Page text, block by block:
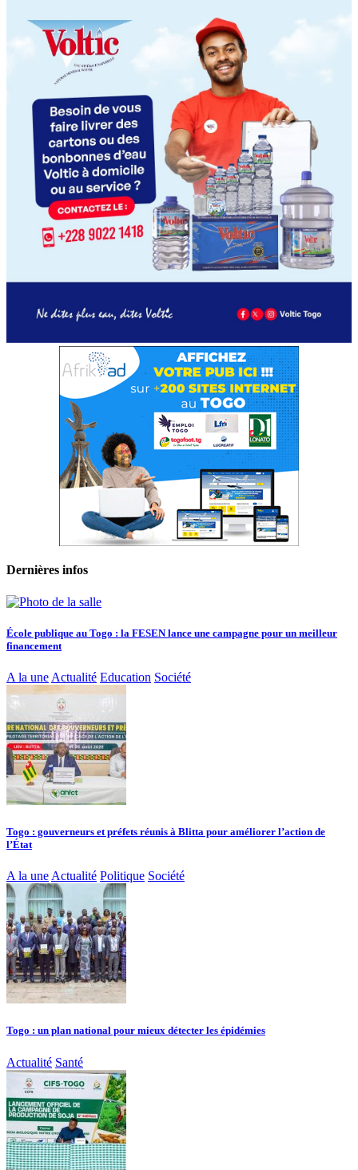
Dernières infos
École publique au Togo : la FESEN lance une campagne pour un meilleur
financement
A la une Actualité Education Société
Togo : gouverneurs et préfets réunis à Blitta pour améliorer l’action de
l’État
A la une Actualité Politique Société
Togo : un plan national pour mieux détecter les épidémies
Actualité Santé